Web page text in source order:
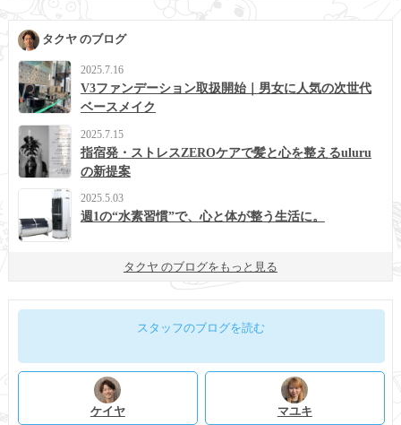
タクヤ のブログ
2025.7.16
V3ファンデーション取扱開始｜男女に人気の次世代
ベースメイク
2025.7.15
指宿発・ストレスZEROケアで髪と心を整えるuluru
の新提案
2025.5.03
週1の“水素習慣”で、心と体が整う生活に。
タクヤ のブログをもっと見る
スタッフのブログを読む
ケイヤ マユキ